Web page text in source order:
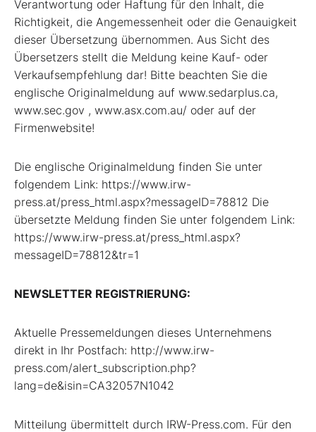
Verantwortung oder Haftung für den Inhalt, die
Richtigkeit, die Angemessenheit oder die Genauigkeit
dieser Übersetzung übernommen. Aus Sicht des
Übersetzers stellt die Meldung keine Kauf- oder
Verkaufsempfehlung dar! Bitte beachten Sie die
englische Originalmeldung auf www.sedarplus.ca,
www.sec.gov , www.asx.com.au/ oder auf der
Firmenwebsite!
Die englische Originalmeldung finden Sie unter
folgendem Link: https://www.irw-
press.at/press_html.aspx?messageID=78812 Die
übersetzte Meldung finden Sie unter folgendem Link:
https://www.irw-press.at/press_html.aspx?
messageID=78812&tr=1
NEWSLETTER REGISTRIERUNG:
Aktuelle Pressemeldungen dieses Unternehmens
direkt in Ihr Postfach: http://www.irw-
press.com/alert_subscription.php?
lang=de&isin=CA32057N1042
Mitteilung übermittelt durch IRW-Press.com. Für den